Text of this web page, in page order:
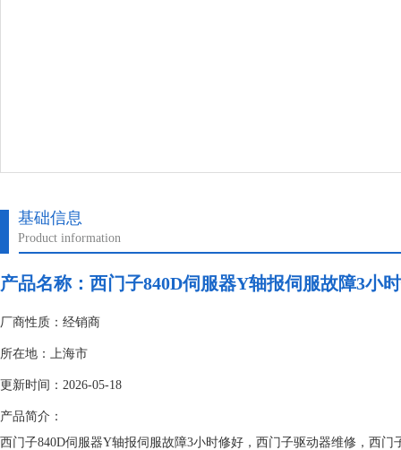
基础信息
Product information
产品名称： 西门子840D伺服器Y轴报伺服故障3小
厂商性质：经销商
所在地：上海市
更新时间：2026-05-18
产品简介：
西门子840D伺服器Y轴报伺服故障3小时修好，西门子驱动器维修，西